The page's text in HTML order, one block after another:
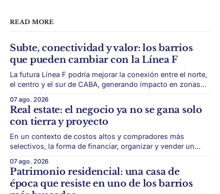
READ MORE
Subte, conectividad y valor: los barrios
que pueden cambiar con la Línea F
La futura Línea F podría mejorar la conexión entre el norte,
el centro y el sur de CABA, generando impacto en zonas
transporte puede cambiar el mapa inmobiliario de una
ciudad. La futura Línea F del subte busca mejorar la
conexión
07 ago. 2026
Real estate: el negocio ya no se gana solo
con tierra y proyecto
En un contexto de costos altos y compradores más
selectivos, la forma de financiar, organizar y vender un
éxito de un desarrollo inmobiliario ya no depende solo de
conseguir un buen terreno. En un mercado más exigente,
la estructura financiera, legal
07 ago. 2026
Patrimonio residencial: una casa de
época que resiste en uno de los barrios